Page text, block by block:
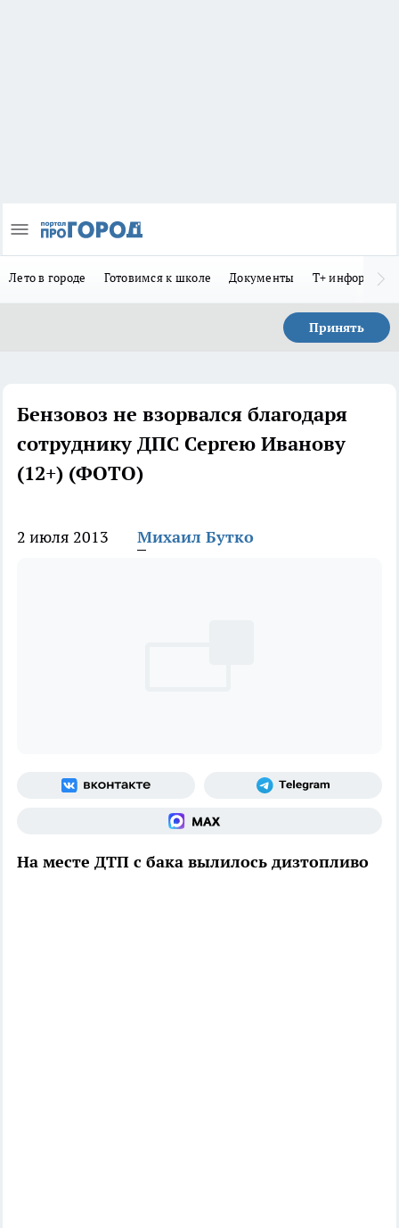
Лето в городе Готовимся к школе Документы Т+
Принять
Бензовоз не взорвался благодаря
сотруднику ДПС Сергею Иванову
(12+) (ФОТО)
2 июля 2013 Михаил Бутко
На месте ДТП с бака вылилось дизтопливо